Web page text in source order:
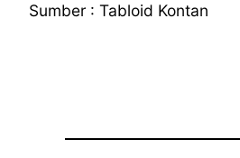
Sumber : Tabloid Kontan